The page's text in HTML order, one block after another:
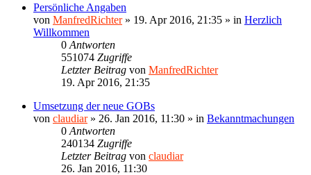
Persönliche Angaben
von ManfredRichter» 19. Apr 2016, 21:35 » in Herzlich
Willkommen
0 Antworten
551074 Zugriffe
Letzter Beitrag von ManfredRichter
19. Apr 2016, 21:35
Umsetzung der neue GOBs
von claudiar» 26. Jan 2016, 11:30 » in Bekanntmachungen
0 Antworten
240134 Zugriffe
Letzter Beitrag von claudiar
26. Jan 2016, 11:30